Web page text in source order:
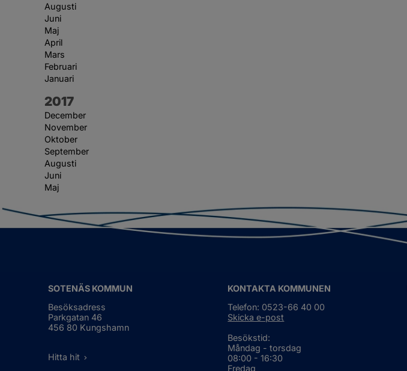
Augusti
Juni
Maj
April
Mars
Februari
Januari
År:
2017
December
November
Oktober
September
Augusti
Juni
Maj
SOTENÄS KOMMUN
Besöksadress
Parkgatan 46
456 80 Kungshamn
Hitta hit
KONTAKTA KOMMUNEN
Telefon: 0523-66 40 00
Skicka e-post
Besökstid:
Måndag - torsdag
08:00 - 16:30
Fredag